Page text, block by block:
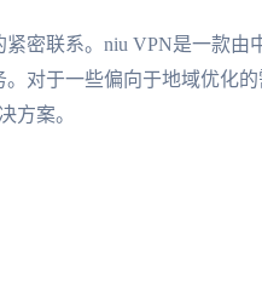
密联系。niu VPN是一款由
对于一些偏向于地域优化
方案。